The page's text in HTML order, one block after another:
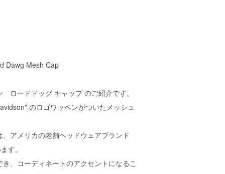
Dawg Mesh Cap
ロードドッグ キャップ のご紹介です。
のロゴワッペンがついたメッシュ
アメリカの老舗ヘッドウェアブランド
す。
、コーディネートのアクセントになるこ